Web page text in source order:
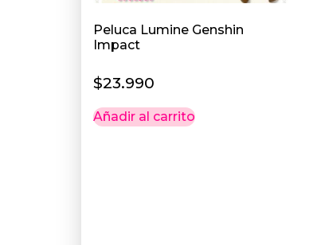
Peluca Lumine Genshin
Impact
$23.990
Añadir al carrito